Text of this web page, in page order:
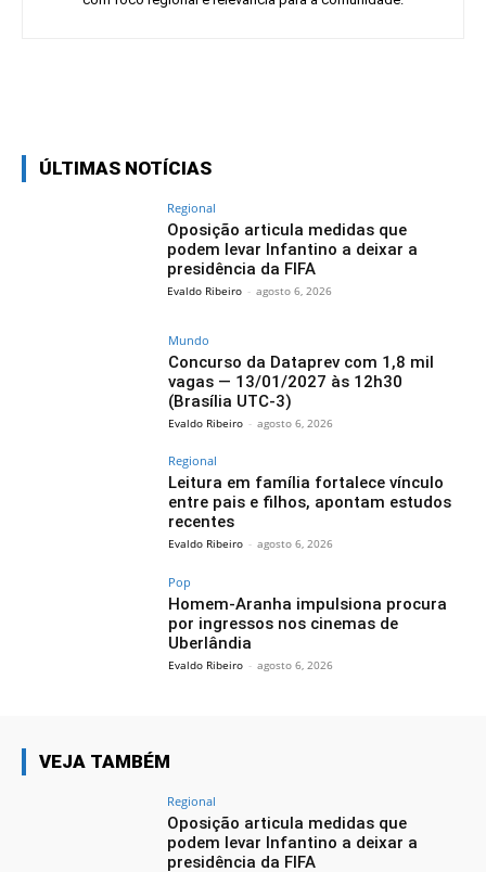
ÚLTIMAS NOTÍCIAS
Regional
Oposição articula medidas que
podem levar Infantino a deixar a
presidência da FIFA
Evaldo Ribeiro - agosto 6, 2026
Mundo
Concurso da Dataprev com 1,8 mil
vagas — 13/01/2027 às 12h30
(Brasília UTC-3)
Evaldo Ribeiro - agosto 6, 2026
Regional
Leitura em família fortalece vínculo
entre pais e filhos, apontam estudos
recentes
Evaldo Ribeiro - agosto 6, 2026
Pop
Homem-Aranha impulsiona procura
por ingressos nos cinemas de
Uberlândia
Evaldo Ribeiro - agosto 6, 2026
VEJA TAMBÉM
Regional
Oposição articula medidas que
podem levar Infantino a deixar a
presidência da FIFA